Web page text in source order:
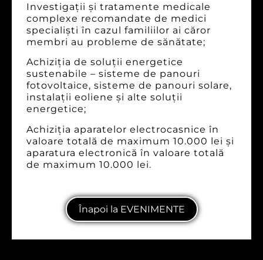
Investigaţii şi tratamente medicale
complexe recomandate de medici
specialişti în cazul familiilor ai căror
membri au probleme de sănătate;
Achiziţia de soluţii energetice
sustenabile – sisteme de panouri
fotovoltaice, sisteme de panouri solare,
instalaţii eoliene şi alte soluţii
energetice;
Achiziţia aparatelor electrocasnice în
valoare totală de maximum 10.000 lei şi
aparatura electronică în valoare totală
de maximum 10.000 lei.
Înapoi la EVENIMENTE